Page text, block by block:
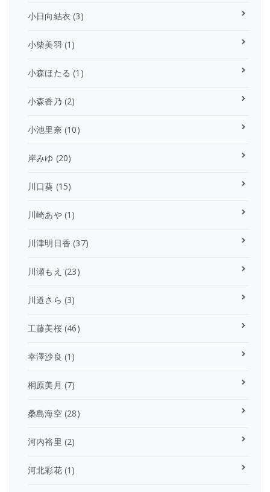
小日向結衣 (3)
小柴美羽 (1)
小森ほたる (1)
小森香乃 (2)
小池里奈 (10)
岸みゆ (20)
川口葵 (15)
川崎あや(1)
川津明日香 (37)
川瀬もえ (23)
川道さら (3)
工藤美桜(46)
幸澤沙良 (1)
桐原美月 (7)
桑島海空(28)
河内裕里 (2)
河北彩花(1)